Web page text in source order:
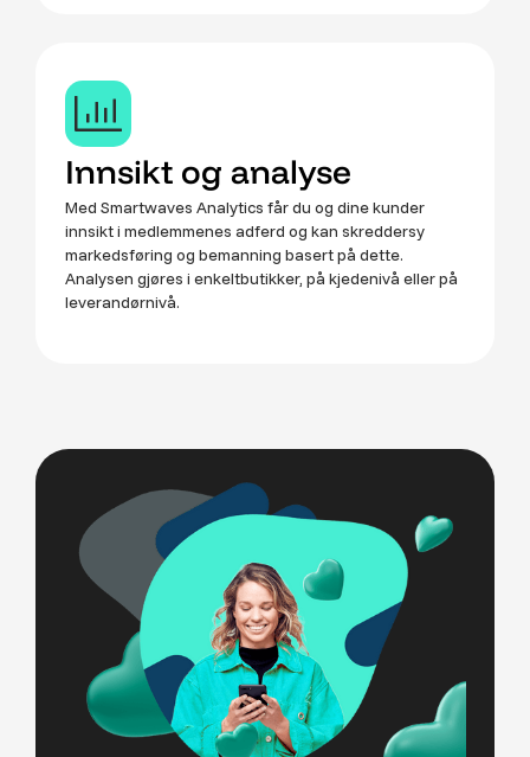
Innsikt og analyse
Med Smartwaves Analytics får du og dine kunder
innsikt i medlemmenes adferd og kan skreddersy
markedsføring og bemanning basert på dette.
Analysen gjøres i enkeltbutikker, på kjedenivå eller på
leverandørnivå.